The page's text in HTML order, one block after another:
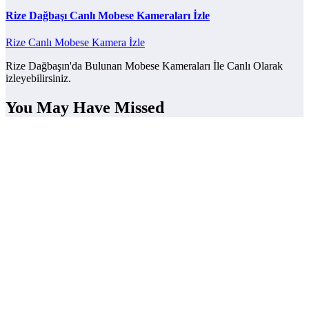
Rize Dağbaşı Canlı Mobese Kameraları İzle
Rize Canlı Mobese Kamera İzle
Rize Dağbaşın'da Bulunan Mobese Kameraları İle Canlı Olarak
izleyebilirsiniz.
You May Have Missed